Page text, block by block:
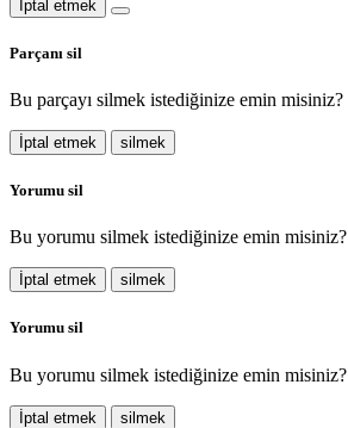
İptal etmek
Parçanı sil
Bu parçayı silmek istediğinize emin misiniz?
İptal etmek silmek
Yorumu sil
Bu yorumu silmek istediğinize emin misiniz?
İptal etmek silmek
Yorumu sil
Bu yorumu silmek istediğinize emin misiniz?
İptal etmek silmek